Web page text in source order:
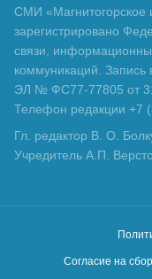
СМИ «Магнитогорское
зарегистрировано
связи,
коммуникаций. Запись
ЭЛ № ФС77-77805 от
Телефон редакции +7
Гл. редактор В. О.
Учредитель А.П.
Согласие на